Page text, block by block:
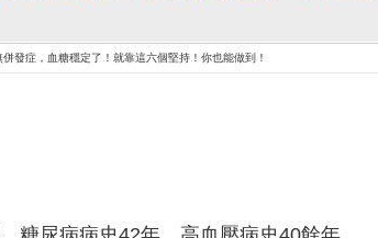
發症，血糖穩定了！就靠這六個堅持！你也能做到！